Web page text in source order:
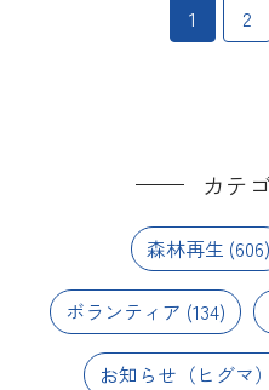
1 2
カテ
森林再生 (606)
ボランティア (134)
お知らせ（ヒグマ）